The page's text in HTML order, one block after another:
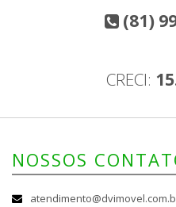
(81)
CRECI:
NOSSOS